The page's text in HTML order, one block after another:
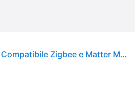
Pannello di Controllo Connesso Compatibile Zigbee e Matter Multi Controllo Bianco / Nero Aqara